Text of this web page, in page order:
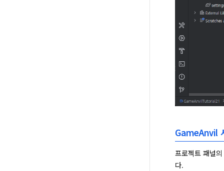
GameAnvil
프로젝트 패널
다.